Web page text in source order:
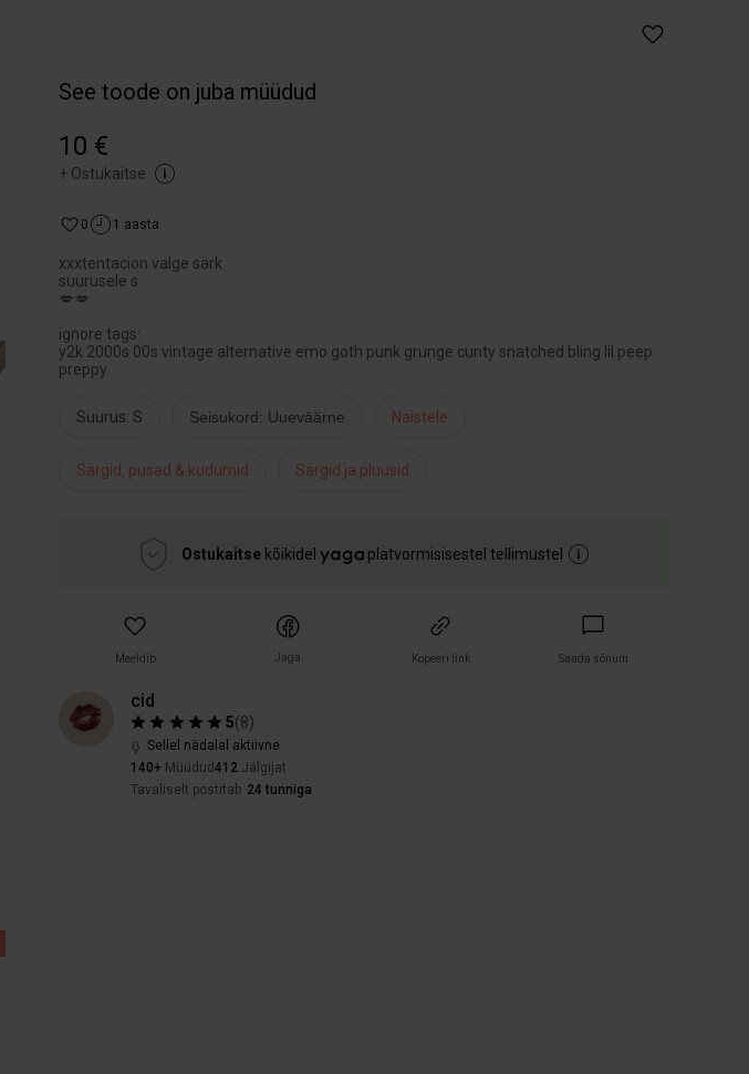
See toode on juba müüdud
10 €
+ Ostukaitse
0 1 aasta
xxxtentacion valge särk
suurusele s
💋💋
ignore tags:
y2k 2000s 00s vintage alternative emo goth punk grunge cunty snatched bling lil peep
preppy
Suurus: S Seisukord: Uueväärne Naistele
Särgid, pusad & kudumid Särgid ja pluusid
Ostukaitse kõikidel platvormisisestel tellimustel
Meeldib Jaga Kopeeri link Saada sõnum
cid
5(8)
Sellel nädalal aktiivne
140+ Müüdud 412 Jälgijat
Tavaliselt postitab 24 tunniga